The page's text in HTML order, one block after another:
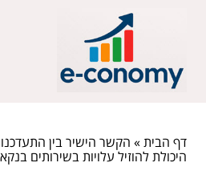
דף הבית» הקשר הישיר בין
היכולת להוזיל עלויות בשירותים